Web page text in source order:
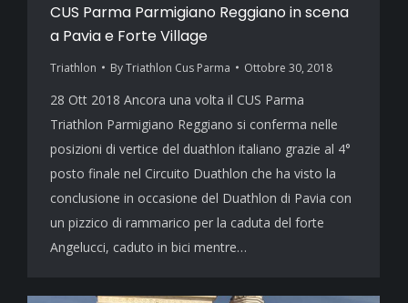
CUS Parma Parmigiano Reggiano in scena
a Pavia e Forte Village
Triathlon ByTriathlon Cus Parma Ottobre 30, 2018
28 Ott 2018 Ancora una volta il CUS Parma
Triathlon Parmigiano Reggiano si conferma nelle
posizioni di vertice del duathlon italiano grazie al 4°
posto finale nel Circuito Duathlon che ha visto la
conclusione in occasione del Duathlon di Pavia con
un pizzico di rammarico per la caduta del forte
Angelucci, caduto in bici mentre…